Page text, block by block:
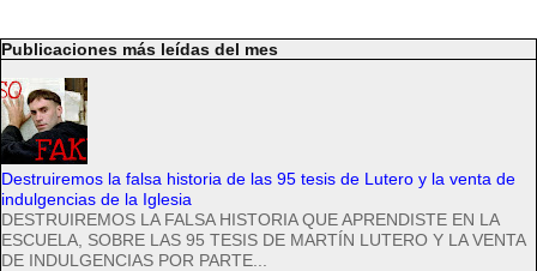
Publicaciones más leídas del mes
Destruiremos la falsa historia de las 95 tesis de Lutero y la venta de
indulgencias de la Iglesia
DESTRUIREMOS LA FALSA HISTORIA QUE APRENDISTE EN LA
ESCUELA, SOBRE LAS 95 TESIS DE MARTÍN LUTERO Y LA VENTA
DE INDULGENCIAS POR PARTE...